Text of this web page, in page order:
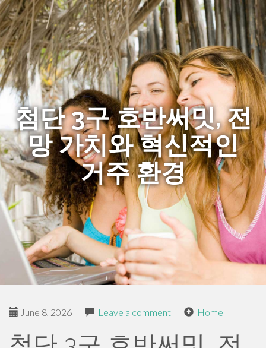
첨단 3구 호반써밋, 전
망 가치와 혁신적인
거주 환경
June 8, 2026 | Leave a comment | Home